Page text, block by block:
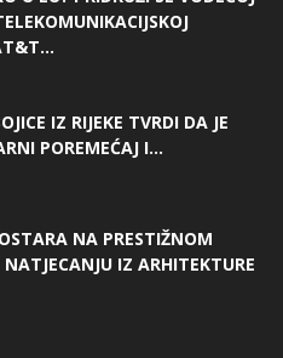
IZ RIJEKE TVRDI DA JE
POREMEĆAJ I...
NA PRESTIŽNOM
NATJECANJU IZ ARHITEKTURE